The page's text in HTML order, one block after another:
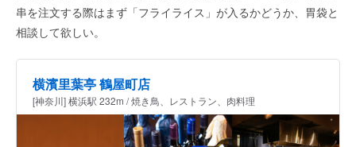
串を注文する際はまず「フライライス」が入るかどうか、胃袋と
相談して欲しい。
横濱里葉亭 鶴屋町店
[神奈川] 横浜駅 232m / 焼き鳥、レストラン、肉料理